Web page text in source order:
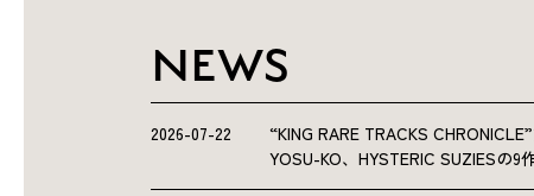
NEWS
2026-07-22
“KING RARE TRACKS
YOSU-KO、HYSTERIC SUZIESの9